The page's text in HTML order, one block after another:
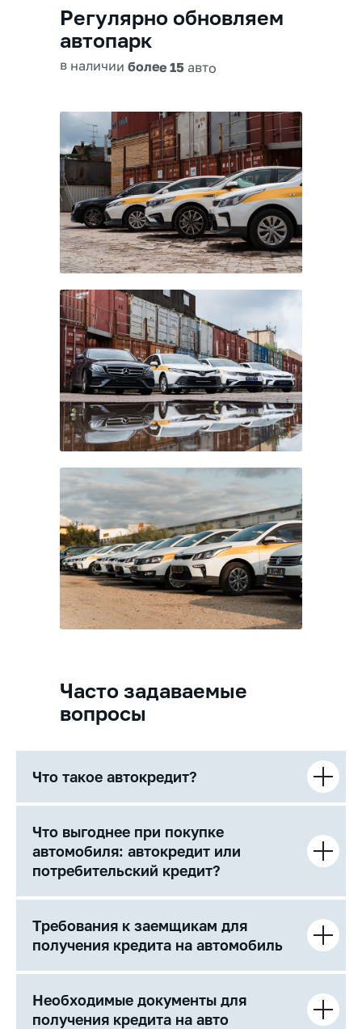
Регулярно обновляем
автопарк
в наличииболее 15авто
Часто задаваемые
вопросы
Что такое автокредит?
Что выгоднее при покупке
автомобиля: автокредит или
потребительский кредит?
Требования к заемщикам для
получения кредита на автомобиль
Необходимые документы для
получения кредита на авто